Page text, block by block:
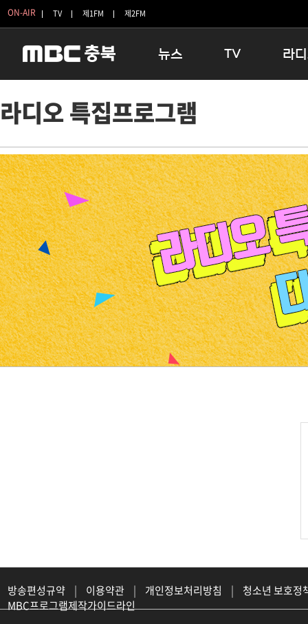
ON-AIR TV 제1FM 제2FM
뉴스
충청북도 교육청
괴산
단양
보은
영동
옥천
음성
제천
증평
진천
TV
충북 시사토론 창
전국시대
시청자 FLEX
특집프로그램
TV 속 정보
종영프로그램
라
우리 고
라디오특
라디오 특집프로그램
방송편성규약 | 이용약관 | 개인정보처리방침 |
청소년 보호정
MBC프로그램제작가이드라인